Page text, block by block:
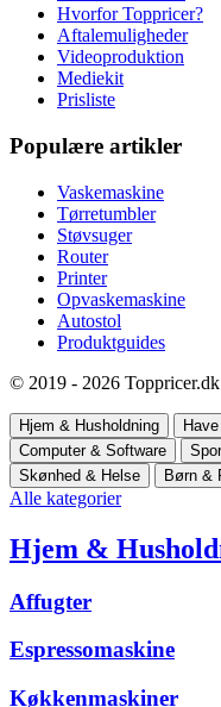
Hvorfor Toppricer?
Aftalemuligheder
Videoproduktion
Mediekit
Prisliste
Populære artikler
Vaskemaskine
Tørretumbler
Støvsuger
Router
Printer
Opvaskemaskine
Autostol
Produktguides
© 2019 - 2026
Hjem & Husholdning
Computer & Software
Skønhed & Helse
Børn &
Alle kategorier
Hjem &
Affugter
Espressomaskine
Køkkenmaskiner